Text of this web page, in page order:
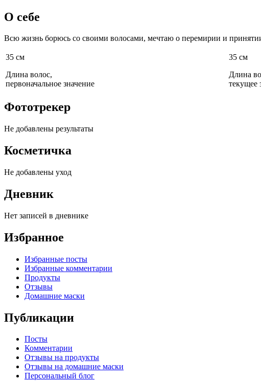
О себе
Всю жизнь борюсь со своими волосами, мечтаю о перемирии и
35 см
Длина волос,
первоначальное значение
35 см
Длина
текущее
Фототрекер
Не добавлены результаты
Косметичка
Не добавлены уход
Дневник
Нет записей в дневнике
Избранное
Избранные посты
Избранные комментарии
Продукты
Отзывы
Домашние маски
Публикации
Посты
Комментарии
Отзывы на продукты
Отзывы на домашние маски
Персональный блог